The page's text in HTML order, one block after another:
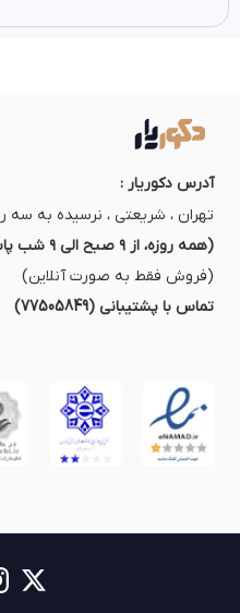
آدرس دکوریار :
تهران ، شریعتی ، نرسیده به سه راه
(همه روزه، از ۹ صبح الی ۹ شب پاسخگوی تماس شما هستیم)
(فروش فقط به صورت آنلاین)
تماس با پشتیبانی (77505849)